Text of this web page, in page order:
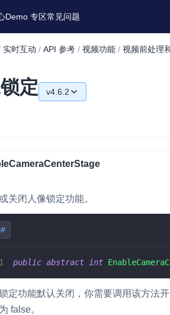
Demo 专区常见问题
实时互动 / API 参考 / 视频功能 / 视频前处理
定 v4.6.2
v4.5.0
v4.3.2
v4.2.3
v4.2.2
关闭人像锁定功能。
public abstract int
定功能默认关闭，你需要调用该方法
false。